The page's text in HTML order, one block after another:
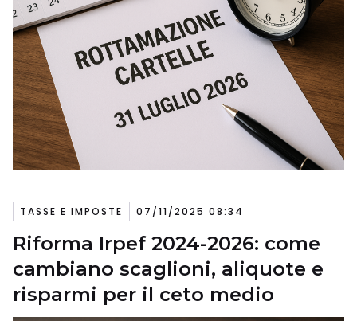
TASSE E IMPOSTE 07/11/2025 08:34
Riforma Irpef 2024-2026: come
cambiano scaglioni, aliquote e
risparmi per il ceto medio